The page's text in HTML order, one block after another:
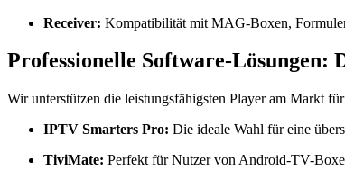
Receiver: Kompatibilität mit MAG-Boxen,
Professionelle Software-Lösungen:
Wir unterstützen die leistungsfähigsten Player am Markt
IPTV Smarters Pro: Die ideale Wahl für eine
TiviMate: Perfekt für Nutzer von Android-TV-